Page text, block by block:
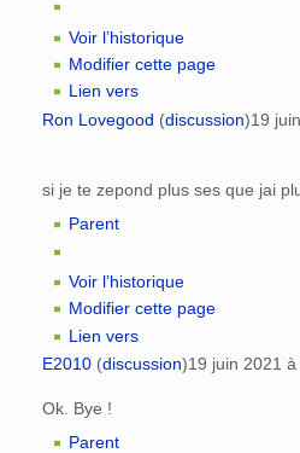
Voir l’historique
Modifier cette page
Lien vers
Ron Lovegood (discussion)19
si je te zepond plus ses que jai
Parent
Voir l’historique
Modifier cette page
Lien vers
E2010 (discussion)19 juin 2021
Ok. Bye !
Parent